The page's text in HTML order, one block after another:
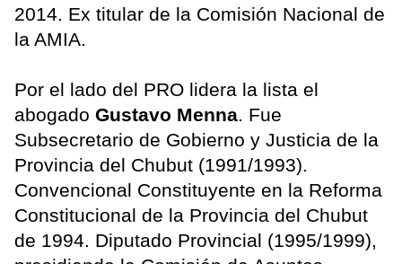
2014. Ex titular de la Comisión Nacional de
la AMIA.
Por el lado del PRO lidera la lista el
abogado Gustavo Menna . Fue
Subsecretario de Gobierno y Justicia de la
Provincia del Chubut (1991/1993).
Convencional Constituyente en la Reforma
Constitucional de la Provincia del Chubut
de 1994. Diputado Provincial (1995/1999),